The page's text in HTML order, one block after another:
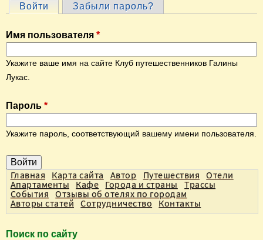
Г
л
а
в
н
е
в
л
а
д
к
и
Войти (активная вкладка)
Забыли пароль?
Имя пользователя *
Укажите ваше имя на сайте Клуб путешественников Галины
Лукас.
Пароль *
Укажите пароль, соответствующий вашему имени пользователя.
Главная Карта сайта Автор Путешествия
Отели
Апартаменты
Кафе Города и страны
Трассы
События
Отзывы об отелях по городам
Авторы статей
Сотрудничество Контакты
Поиск по сайту